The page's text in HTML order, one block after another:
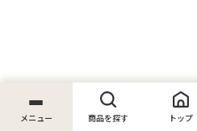
メニュー 商品を探す トップ